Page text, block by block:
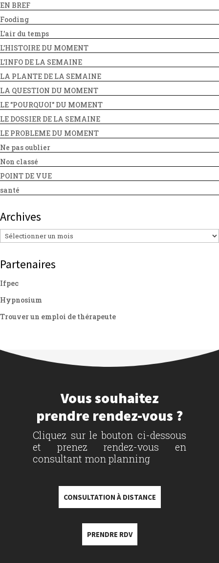
EN BREF
Fooding
L'air du temps
L'HISTOIRE DU MOMENT
L'INFO DE LA SEMAINE
LA PLANTE DE LA SEMAINE
LA QUESTION DU MOMENT
LE "POURQUOI" DU MOMENT
LE DOSSIER DE LA SEMAINE
LE PROBLEME DU MOMENT
Ne pas oublier
Non classé
POINT DE VUE
santé
Archives
Archives
Partenaires
Ifpec
Hypnosium
Trouver un emploi de thérapeute
Vous souhaitez
prendre rendez-vous ?
Cliquez sur le bouton ci-dessous
et prenez rendez-vous en
consultant mon planning
CONSULTATION À DISTANCE
PRENDRE RDV